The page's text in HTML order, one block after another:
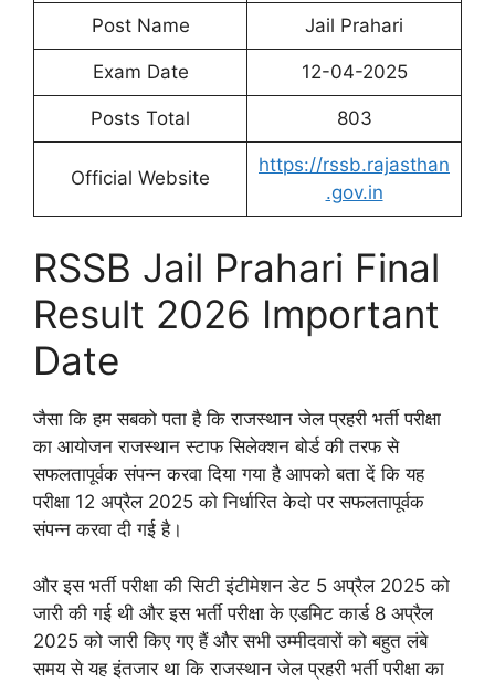
Post Name Jail Prahari
Exam Date 12-04-2025
Posts Total 803
Official Website
https://rssb.rajasthan
.gov.in
RSSB Jail Prahari Final
Result 2026 Important
Date
जैसा कि हम सबको पता है कि राजस्थान जेल प्रहरी भर्ती परीक्षा
का आयोजन राजस्थान स्टाफ सिलेक्शन बोर्ड की तरफ से
सफलतापूर्वक संपन्न करवा दिया गया है आपको बता दें कि यह
परीक्षा 12 अप्रैल 2025 को निर्धारित केदो पर सफलतापूर्वक
संपन्न करवा दी गई है।
और इस भर्ती परीक्षा की सिटी इंटीमेशन डेट 5 अप्रैल 2025 को
जारी की गई थी और इस भर्ती परीक्षा के एडमिट कार्ड 8 अप्रैल
2025 को जारी किए गए हैं और सभी उम्मीदवारों को बहुत लंबे
समय से यह इंतजार था कि राजस्थान जेल प्रहरी भर्ती परीक्षा का